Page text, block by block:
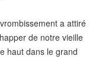
a attiré
de notre vieille
haut dans le grand